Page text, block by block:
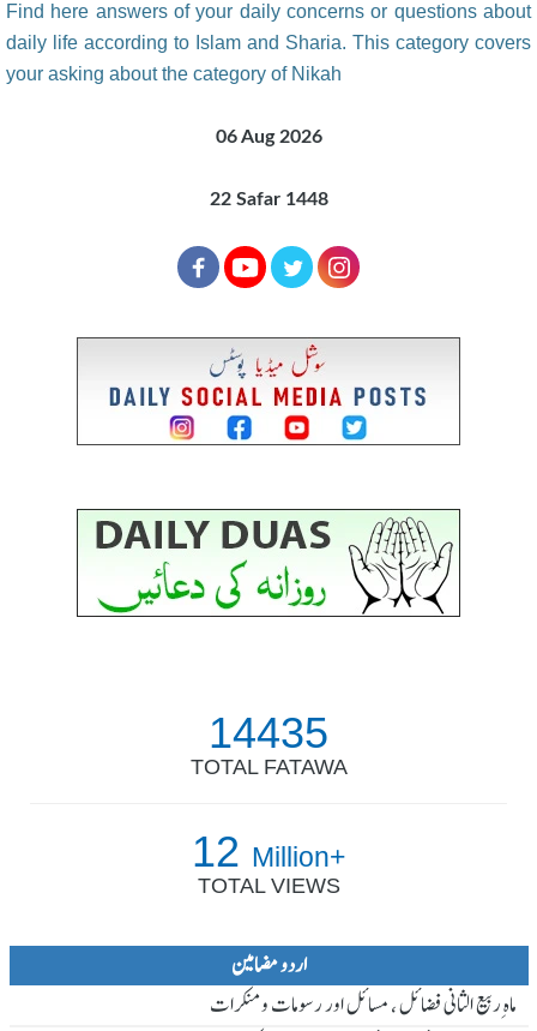
Find here answers of your daily concerns or questions about
daily life according to Islam and Sharia. This category covers
your asking about the category of Nikah
06 Aug 2026
22 Safar 1448
14435
TOTAL FATAWA
12 Million+
TOTAL VIEWS
اردو مضامین
ماہ ِربیع الثانی فضائل ، مسائل اور رسومات و منکرات